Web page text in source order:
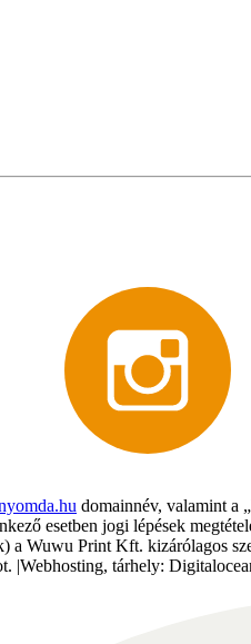
domainnév, valamint a
esetben jogi lépések
a Wuwu Print Kft. kizárólagos
|Webhosting, tárhely: